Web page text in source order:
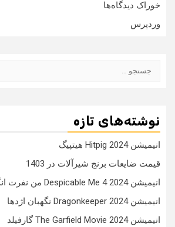
خوراک دیدگاه‌ها
وردپرس
نوشته‌های تازه
انیمیشن Hitpig 2024 هیتپیگ
قیمت ضایعات برنج شیرآلات در 1403
انیمیشن Despicable Me 4 2024 من نفرت انگیز 4
انیمیشن Dragonkeeper 2024 نگهبان اژدها
انیمیشن The Garfield Movie 2024 گارفیلد